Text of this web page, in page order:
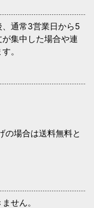
通常3営業日から5
集中した場合や連
。
の場合は送料無料と
せん。